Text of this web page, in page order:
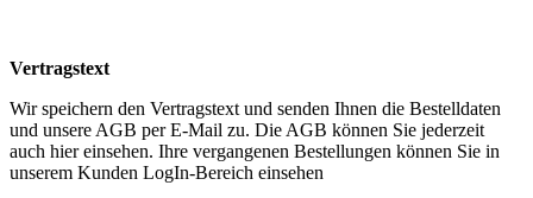
Vertragstext
Wir speichern den Vertragstext und senden Ihnen die Bestelldaten
und unsere AGB per E-Mail zu. Die AGB können Sie jederzeit
auch hier einsehen. Ihre vergangenen Bestellungen können Sie in
unserem Kunden LogIn-Bereich einsehen